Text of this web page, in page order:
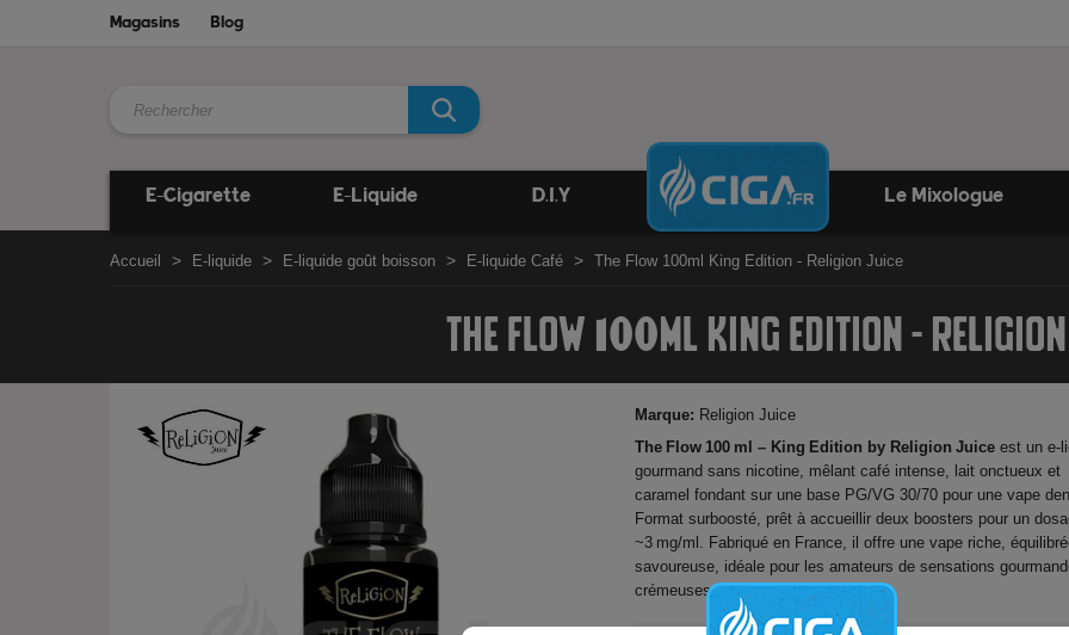
Magasins Blog
E-Cigarette E-Liquide D.I.Y Le Mixologue
Accueil E-liquide E-liquide goût boisson E-liquide Café The Flow 100ml King Edition - Religion Juice
THE FLOW 100ML KING EDITION -
Marque: Religion Juice
The Flow 100 ml – King Edition by Religion Juice est un
gourmand sans nicotine, mêlant café intense, lait onctueux et
caramel fondant sur une base PG/VG 30/70 pour une vape
Format surboosté, prêt à accueillir deux boosters pour un
~3 mg/ml. Fabriqué en France, il offre une vape riche,
savoureuse, idéale pour les amateurs de sensations
crémeuses.